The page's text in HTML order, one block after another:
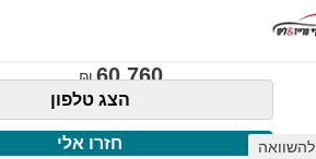
60,760
הצג טלפון
חזרו אלי להשוואה